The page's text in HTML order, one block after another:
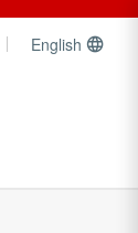
English